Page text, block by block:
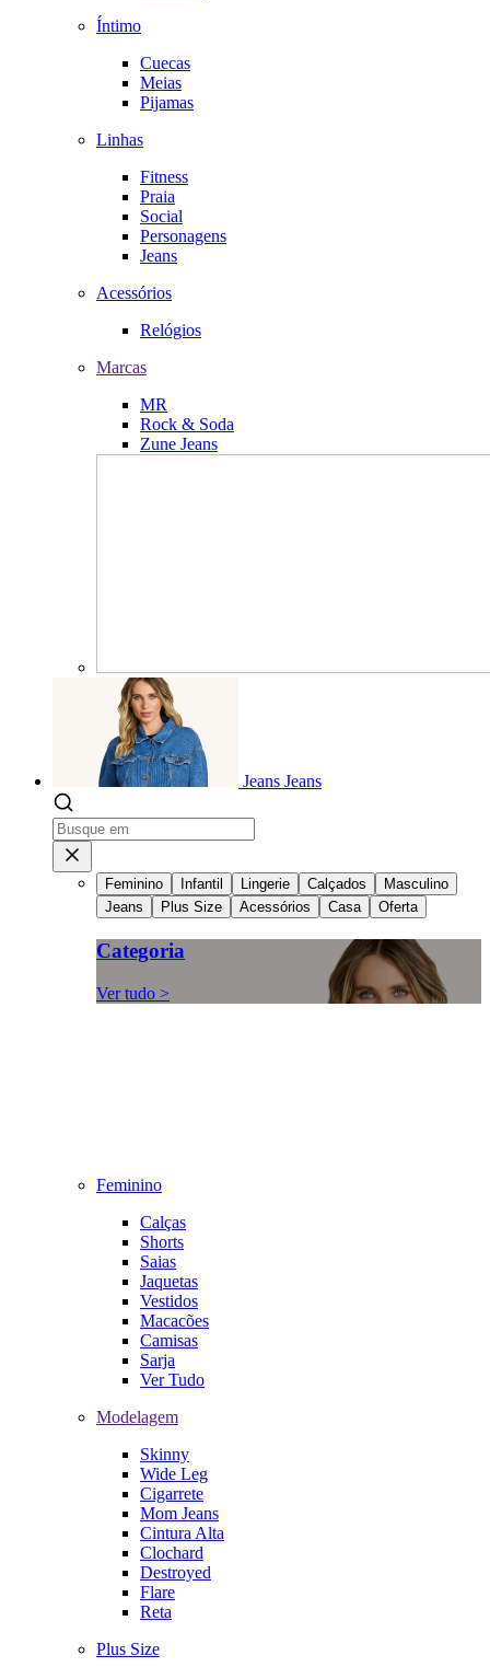
Íntimo
Cuecas
Meias
Pijamas
Linhas
Fitness
Praia
Social
Personagens
Jeans
Acessórios
Relógios
Marcas
MR
Rock & Soda
Zune Jeans
Jeans Jeans
Feminino Infantil Lingerie Calçados
Masculino
Jeans
Plus Size Acessórios Casa Oferta
Categoria
Ver tudo >
Feminino
Calças
Shorts
Saias
Jaquetas
Vestidos
Macacões
Camisas
Sarja
Ver Tudo
Modelagem
Skinny
Wide Leg
Cigarrete
Mom Jeans
Cintura Alta
Clochard
Destroyed
Flare
Reta
Plus Size